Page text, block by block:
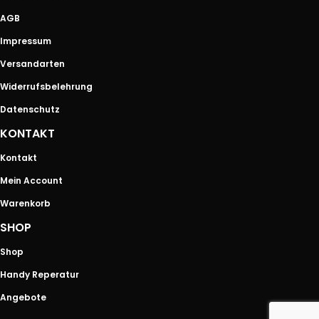
AGB
Impressum
Versandarten
Widerrufsbelehrung
Datenschutz
KONTAKT
Kontakt
Mein Account
Warenkorb
SHOP
Shop
Handy Reperatur
Angebote